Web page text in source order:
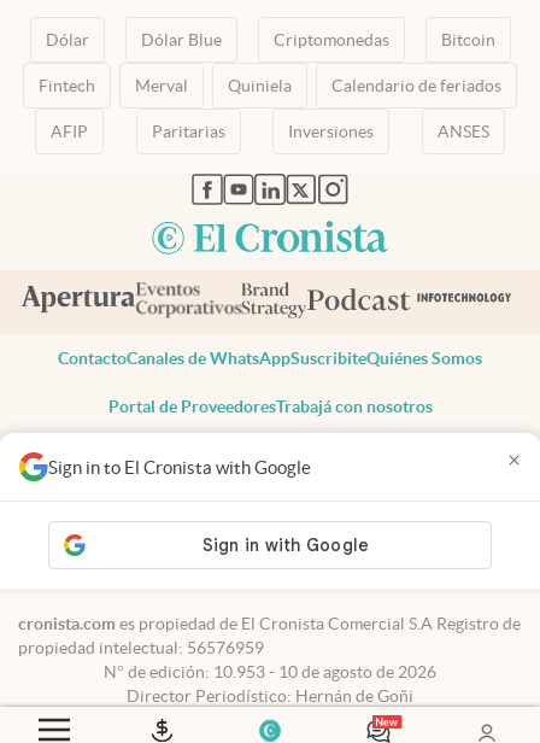
Sign in to El Cronista with Google ×
Dólar Dólar Blue Criptomonedas Bitcoin
Fintech Merval Quiniela Calendario de feriados
AFIP Paritarias Inversiones ANSES
abre en nueva pestaña
abre en nueva pestaña
abre en nueva pestaña
abre en nueva pestaña
abre en nueva pestaña
ContactoCanales de WhatsAppSuscribiteQuiénes Somos
Portal de ProveedoresTrabajá con nosotros
Todos los derechos reservados
Privacidad
Consentimiento
Tel:+54 11 7078-3270
cronista.com es propiedad de El Cronista Comercial S.A Registro de
propiedad intelectual: 56576959
N° de edición: 10.953 - 10 de agosto de 2026
Director Periodístico: Hernán de Goñi